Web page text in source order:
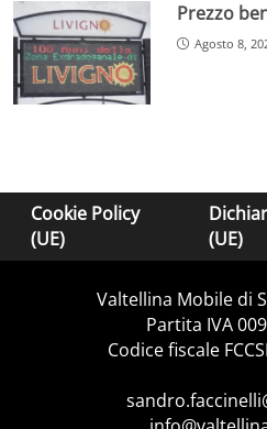
Prezzo
Agosto 8,
Cookie Policy
(UE)
(UE)
Valtellina Mobile di
Partita IVA
Codice fiscale